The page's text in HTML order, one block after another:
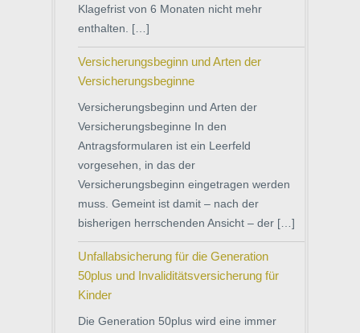
Klagefrist von 6 Monaten nicht mehr
enthalten. […]
Versicherungsbeginn und Arten der
Versicherungsbeginne
Versicherungsbeginn und Arten der
Versicherungsbeginne In den
Antragsformularen ist ein Leerfeld
vorgesehen, in das der
Versicherungsbeginn eingetragen werden
muss. Gemeint ist damit – nach der
bisherigen herrschenden Ansicht – der […]
Unfallabsicherung für die Generation
50plus und Invaliditätsversicherung für
Kinder
Die Generation 50plus wird eine immer